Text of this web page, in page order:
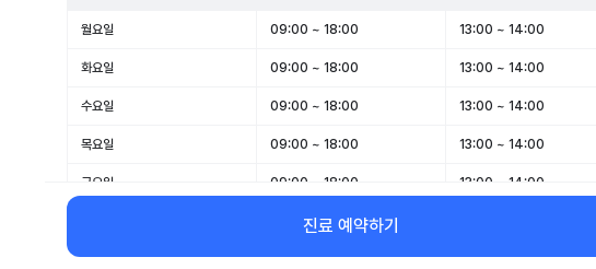
월요일 09:00 ~ 18:00 13:00 ~ 14:00
화요일 09:00 ~ 18:00 13:00 ~ 14:00
수요일 09:00 ~ 18:00 13:00 ~ 14:00
목요일 09:00 ~ 18:00 13:00 ~ 14:00
금요일 09:00 ~ 18:00 13:00 ~ 14:00
09:00 ~ 13:00
일요일 휴무 -
진료 예약하기